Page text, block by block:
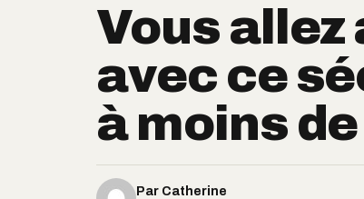
Vous
avec ce
à moins
Par Catherine